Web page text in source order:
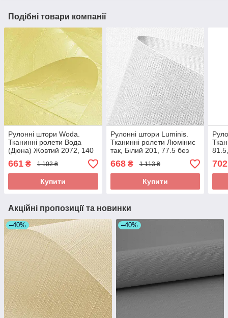
Подібні товари компанії
Рулонні штори Woda.
Тканинні ролети Вода
(Дюна) Жовтий 2072, 140
661 ₴ 1 102 ₴
Купити
Рулонні штори Luminis.
Тканинні ролети Люмінис
так, Білий 201, 77.5 без
свердління
668₴ 1 113 ₴
Купити
702
Акційні пропозиції та новинки
–40% –40%